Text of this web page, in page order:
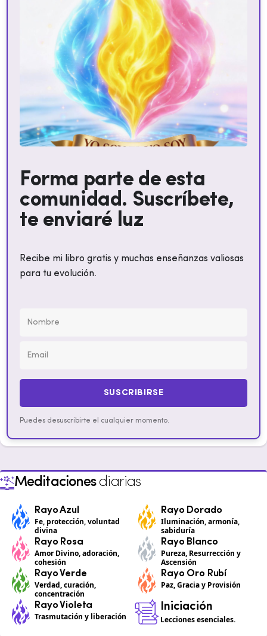
Forma parte de esta
comunidad. Suscríbete,
te enviaré luz
Recibe mi libro gratis y muchas enseñanzas valiosas
para tu evolución.
SUSCRIBIRSE
Puedes desuscribirte el cualquier momento.
Meditacionesdiarias
Rayo Azul
Fe, protección, voluntad
divina
Rayo Dorado
Iluminación, armonía,
sabiduría
Rayo Rosa
Amor Divino, adoración,
cohesión
Rayo Blanco
Pureza, Resurrección y
Ascensión
Rayo Verde
Verdad, curación,
concentración
Rayo Oro Rubí
Paz, Gracia y Provisión
Rayo Violeta
Trasmutación y liberación
Iniciación
Lecciones esenciales.